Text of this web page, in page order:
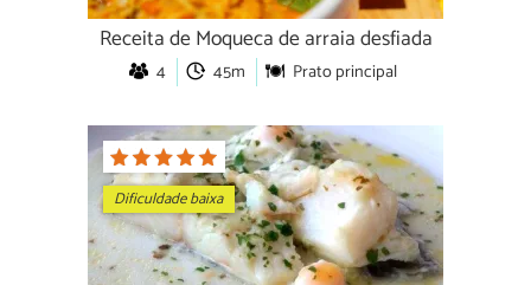
Receita de Moqueca de arraia desfiada
4 45m Prato principal
Dificuldade baixa